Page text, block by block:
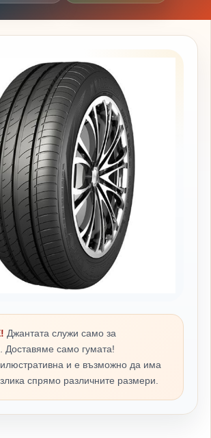
Джантата служи само за
Доставяме само гумата!
и е възможно да има
спрямо различните размери.